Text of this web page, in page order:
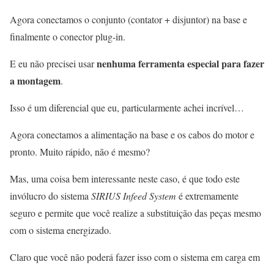
Agora conectamos o conjunto (contator + disjuntor) na base e
finalmente o conector plug-in.
E eu não precisei usarnenhuma ferramenta especial para fazer
a montagem.
Isso é um diferencial que eu, particularmente achei incrível…
Agora conectamos a alimentação na base e os cabos do motor e
pronto. Muito rápido, não é mesmo?
Mas, uma coisa bem interessante neste caso, é que todo este
invólucro do sistemaSIRIUS Infeed System é extremamente
seguro e permite que você realize a substituição das peças mesmo
com o sistema energizado.
Claro que você não poderá fazer isso com o sistema em carga em